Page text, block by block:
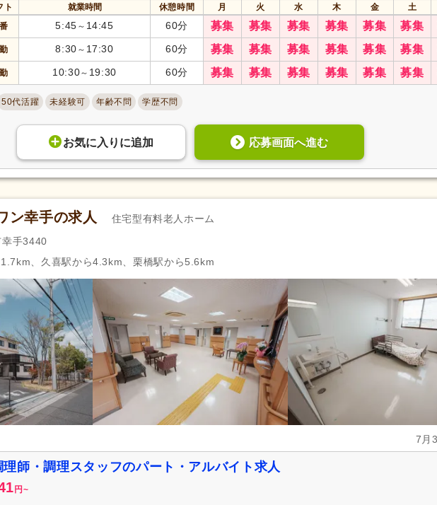
ト 就業時間 休憩時間 月 火 水 木 金 土
5:45 ～ 14:45 60分 募集 募集 募集 募集 募集 募集
8:30 ～ 17:30 60分 募集 募集 募集 募集 募集 募集
10:30～ 19:30 60分 募集 募集 募集 募集 募集 募集
50代活躍 未経験可 年齢不問 学歴不問
お気に入り に追加 応募画面へ進む
ン幸手の求人 住宅型有料老人ホーム
手3440
、久喜駅から4.3km、栗橋駅から5.6km
7月
理師・調理スタッフのパート・アルバイト求人
円~